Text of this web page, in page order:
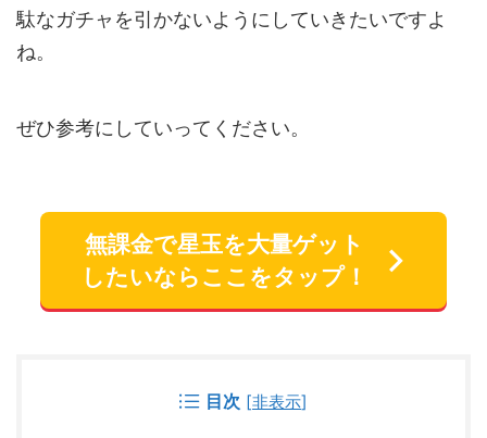
駄なガチャを引かないようにしていきたいですよ
ね。
ぜひ参考にしていってください。
無課金で星玉を大量ゲット
したいならここをタップ！
目次 [非表示]